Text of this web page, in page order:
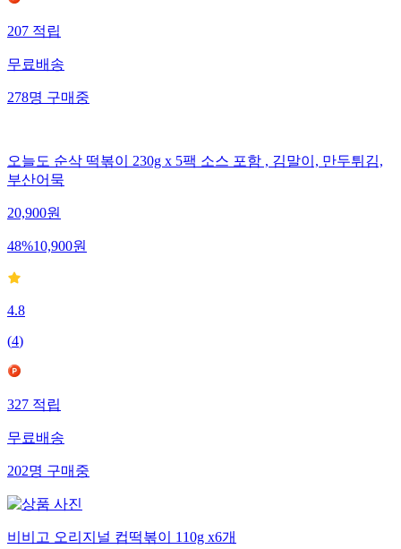
207적립
무료배송
278명구매중
오늘도 순삭 떡볶이 230g x 5팩 소스 포함 , 김말이, 만두튀김,
부산어묵
20,900원
48%10,900원
4.8
(4)
327적립
무료배송
202명구매중
비비고 오리지널 컵떡볶이 110g x6개